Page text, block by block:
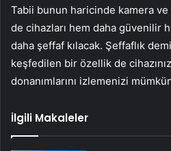
Tabii bunun haricinde kamera ve
de cihazları hem daha güvenilir
daha şeffaf kılacak. Şeffaflık
keşfedilen bir özellik de
donanımlarını izlemenizi
İlgili Makaleler